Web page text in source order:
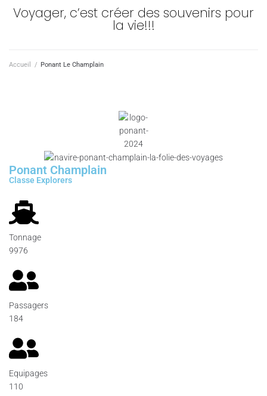
Voyager, c’est créer des souvenirs pour
la vie!!!
Accueil / Ponant Le Champlain
Ponant Champlain
Classe Explorers
Tonnage
9976
Passagers
184
Equipages
110